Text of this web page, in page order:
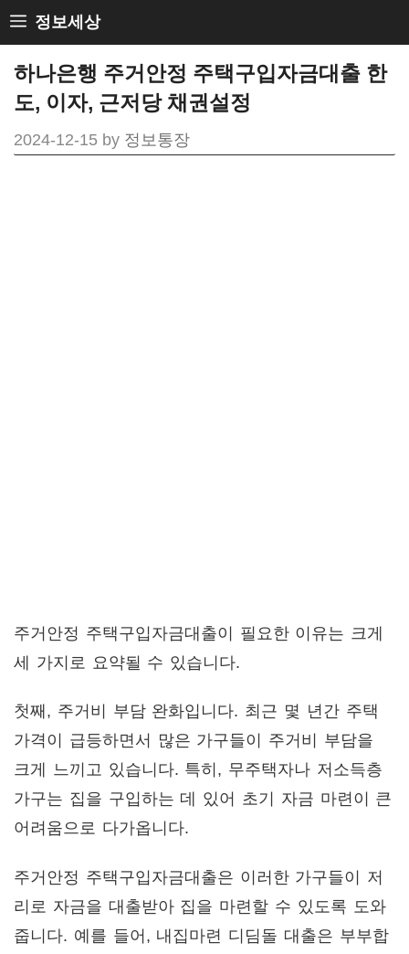
Skip
to
content
정보세상
하나은행 주거안정 주택구입자금대출 한
도, 이자, 근저당 채권설정
2024-12-15 by 정보통장
주거안정 주택구입자금대출이 필요한 이유는 크게
세 가지로 요약될 수 있습니다.
첫째, 주거비 부담 완화입니다. 최근 몇 년간 주택
가격이 급등하면서 많은 가구들이 주거비 부담을
크게 느끼고 있습니다. 특히, 무주택자나 저소득층
가구는 집을 구입하는 데 있어 초기 자금 마련이 큰
어려움으로 다가옵니다.
주거안정 주택구입자금대출은 이러한 가구들이 저
리로 자금을 대출받아 집을 마련할 수 있도록 도와
줍니다. 예를 들어, 내집마련 디딤돌 대출은 부부합